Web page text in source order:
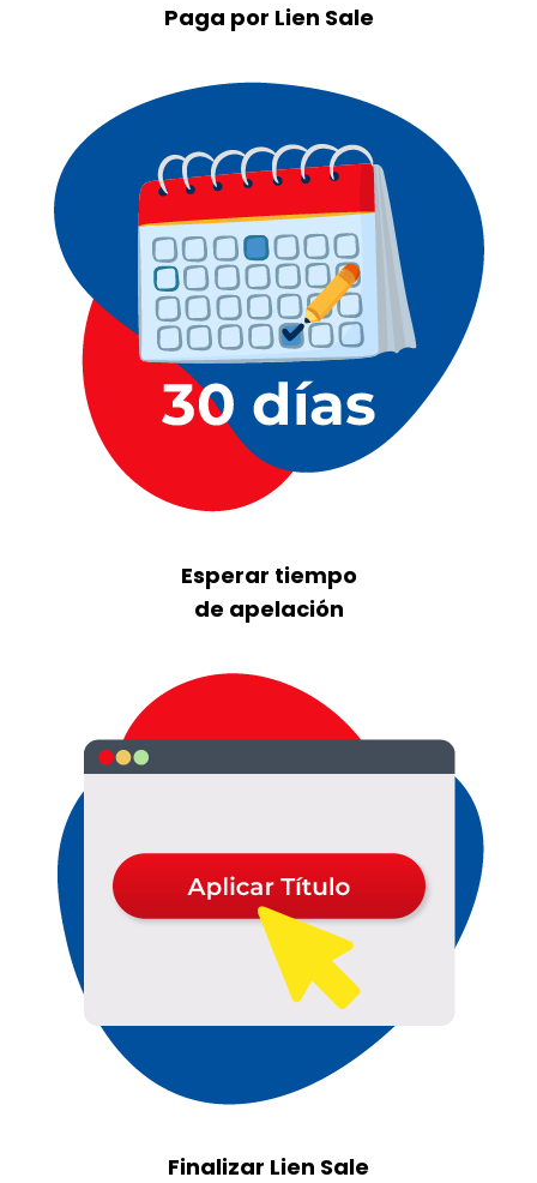
Paga por Lien Sale
Esperar tiempo
de apelación
Finalizar Lien Sale